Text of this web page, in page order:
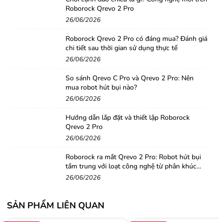
Roborock Qrevo 2 Pro
26/06/2026
Roborock Qrevo 2 Pro có đáng mua? Đánh giá
chi tiết sau thời gian sử dụng thực tế
26/06/2026
So sánh Qrevo C Pro và Qrevo 2 Pro: Nên
mua robot hút bụi nào?
26/06/2026
Hướng dẫn lắp đặt và thiết lập Roborock
Qrevo 2 Pro
26/06/2026
Roborock ra mắt Qrevo 2 Pro: Robot hút bụi
tầm trung với loạt công nghệ từ phân khúc
cao cấp
26/06/2026
SẢN PHẨM LIÊN QUAN